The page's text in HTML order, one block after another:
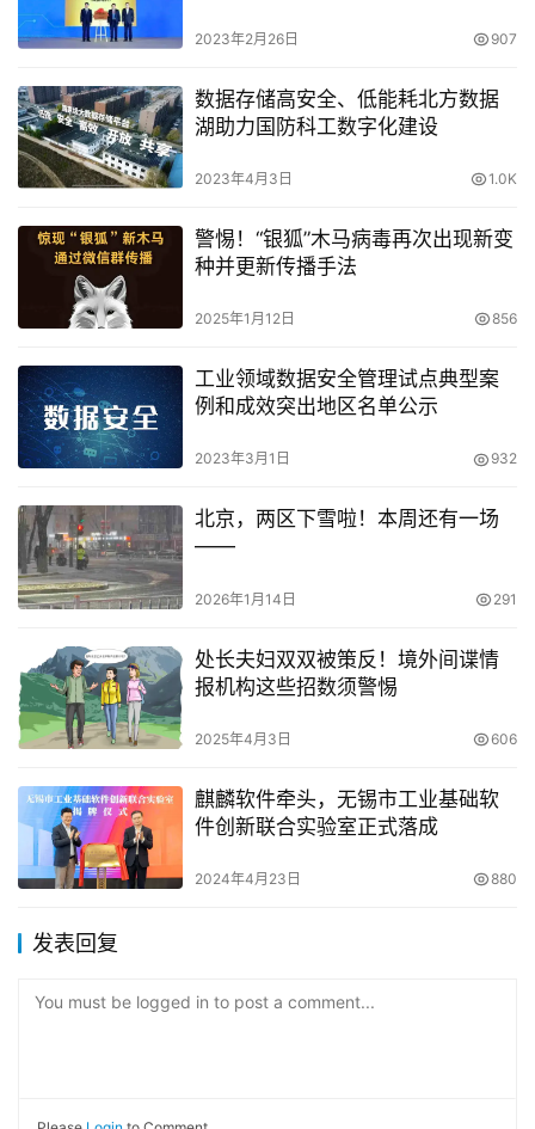
2023年2月26日 907
数据存储高安全、低能耗北方数据
湖助力国防科工数字化建设
2023年4月3日 1.0K
警惕！“银狐”木马病毒再次出现新变
种并更新传播手法
2025年1月12日 856
工业领域数据安全管理试点典型案
例和成效突出地区名单公示
2023年3月1日 932
北京，两区下雪啦！本周还有一场
——
2026年1月14日 291
处长夫妇双双被策反！境外间谍情
报机构这些招数须警惕
2025年4月3日 606
麒麟软件牵头，无锡市工业基础软
件创新联合实验室正式落成
2024年4月23日 880
发表回复
You must be logged in to post a comment...